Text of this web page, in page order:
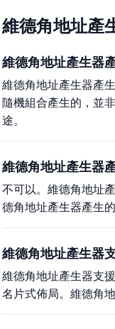
維德角地址產
維德角地址產生器
維德角地址產生器產
隨機組合產生的，並
途。
維德角地址產生器
不可以。維德角地址
德角地址產生器產生
維德角地址產生器
維德角地址產生器支
名片式佈局。維德角